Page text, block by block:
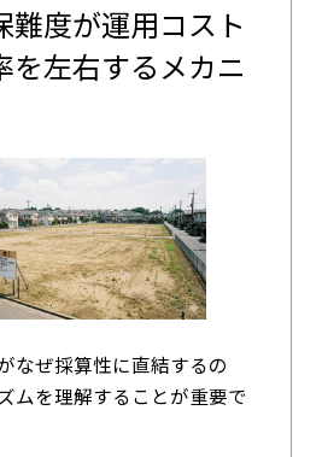
難度が運用コスト
を左右するメカニ
なぜ採算性に直結するの
ムを理解することが重要で